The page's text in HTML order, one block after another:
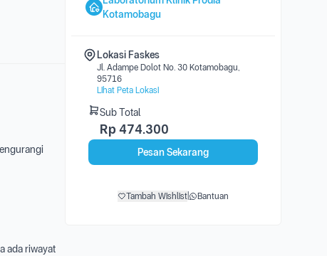
ada riwayat
Kotamobagu
Lokasi Faskes
Jl. Adampe Dolot No. 30 Kotamobagu,
95716
Lihat Peta Lokasi
Sub Total
Rp 474.300
Pesan Sekarang
Tambah Wishlist Bantuan